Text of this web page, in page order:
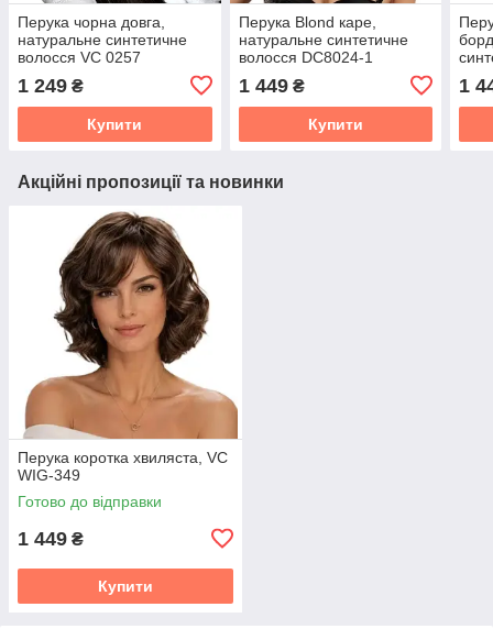
Перука чорна довга,
натуральне синтетичне
волосся VC 0257
1 249 ₴
Купити
Перука Blond каре,
натуральне синтетичне
волосся DC8024-1
1 449₴
Купити
1
Акційні пропозиції та новинки
Перука коротка хвиляста, VC
WIG-349
Готово до відправки
1 449 ₴
Купити